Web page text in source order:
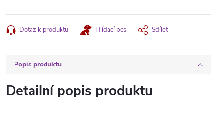
Dotaz k produktu Hlídací pes Sdílet
Popis produktu
Detailní popis produktu